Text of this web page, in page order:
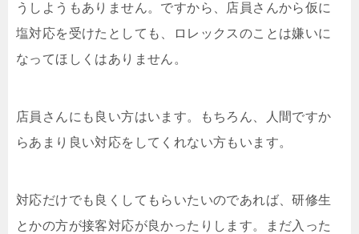
うしようもありません。ですから、店員さんから仮に
塩対応を受けたとしても、ロレックスのことは嫌いに
なってほしくはありません。
店員さんにも良い方はいます。もちろん、人間ですか
らあまり良い対応をしてくれない方もいます。
対応だけでも良くしてもらいたいのであれば、研修生
とかの方が接客対応が良かったりします。まだ入った